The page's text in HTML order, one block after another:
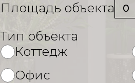
Площадь объекта 0
Тип объекта
Коттедж
Офис